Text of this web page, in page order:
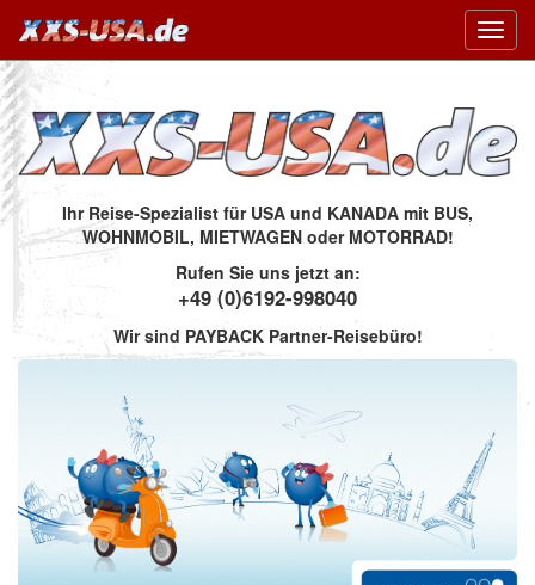
Ihr Reise-Spezialist für USA und KANADA mit BUS,
WOHNMOBIL, MIETWAGEN oder MOTORRAD!
Rufen Sie uns jetzt an:
+49 (0)6192-998040
Wir sind PAYBACK Partner-Reisebüro!